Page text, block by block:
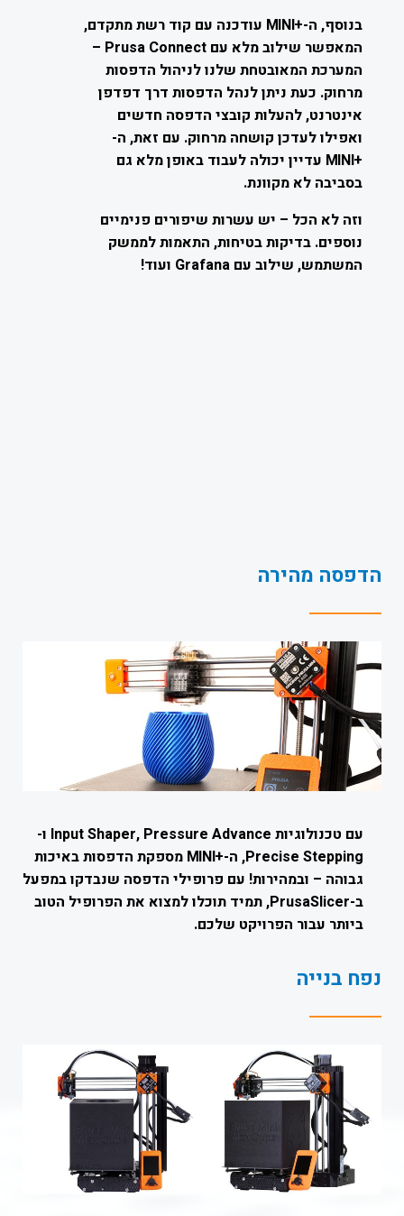
בנוסף, ה-+
MINI עודכנה עם קוד רשת מתקדם,
המאפשר שילוב מלא עם Prusa Connect –
המערכת המאובטחת שלנו לניהול הדפסות
מרחוק. כעת ניתן לנהל הדפסות דרך דפדפן
אינטרנט, להעלות קובצי הדפסה חדשים
ואפילו לעדכן קושחה מרחוק. עם זאת, ה-
+
MINI עדיין יכולה לעבוד באופן מלא גם
בסביבה לא מקוונת.
וזה לא הכל – יש עשרות שיפורים פנימיים
נוספים. בדיקות בטיחות, התאמות לממשק
המשתמש, שילוב עם Grafana ועוד!
הדפסה מהירה
עם טכנולוגיות Input Shaper, Pressure Advance ו-
Precise Stepping, ה-
+
MINI מספקת הדפסות באיכות
גבוהה – ובמהירות! עם פרופילי הדפסה שנבדקו במפעל
ב-PrusaSlicer, תמיד תוכלו למצוא את הפרופיל הטוב
ביותר עבור הפרויקט שלכם.
נפח בנייה